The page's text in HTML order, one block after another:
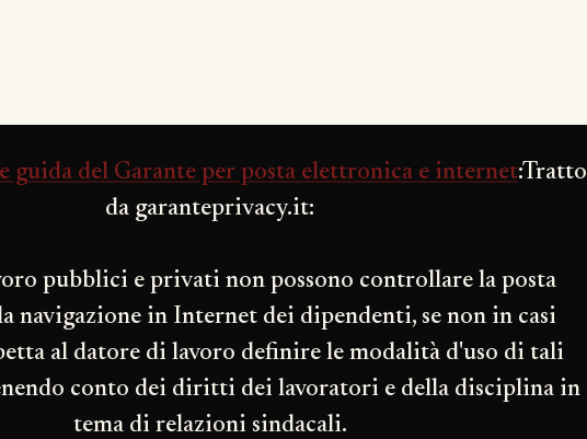
guida del Garante per posta elettronica e internet:Tratto
da garanteprivacy.it:
pubblici e privati non possono controllare la posta
navigazione in Internet dei dipendenti, se non in casi
al datore di lavoro definire le modalità d'uso di tali
conto dei diritti dei lavoratori e della disciplina in
tema di relazioni sindacali.